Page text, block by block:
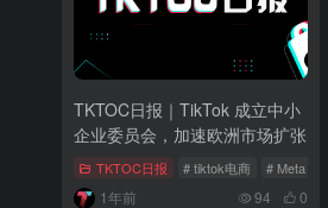
TKTOC日报｜TikTok 成立中小
企业委员会，加速欧洲市场扩张
TKTOC日报 # tiktok电商 # Meta
1年前 94 0